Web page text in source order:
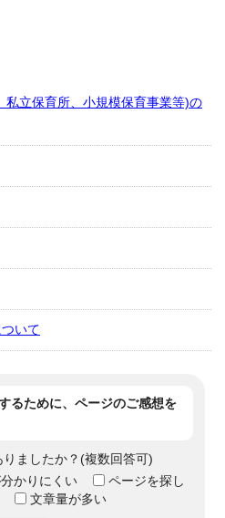
私立保育所、小規模保育事業等)の
いて
るために、ページのご感想を
ましたか？(複数回答可)
かりにくい
ページを探し
文章量が多い